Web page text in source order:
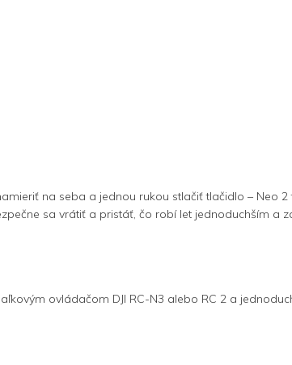
na seba a jednou rukou stlačiť tlačidlo – Neo
sa vrátiť a pristáť, čo robí let jednoduchším a
ovládačom DJI RC-N3 alebo RC 2 a